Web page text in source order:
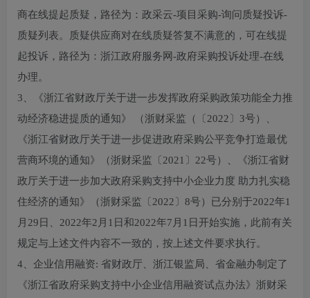
商在线提起质疑，路径为：政采云-项目采购-询问质疑投诉-
质疑列表。质疑供应商对在线质疑答复不满意的，可在线提
起投诉，路径为：浙江政府服务网-政府采购投诉处理-在线
办理。
3、《浙江省财政厅关于进一步发挥政府采购政策功能全力推
动经济稳进提质的通知》 （浙财采监（〔2022〕3号）、
《浙江省财政厅关于进一步促进政府采购公平竞争打造最优
营商环境的通知》（浙财采监〔2021〕22号）、《浙江省财
政厅关于进一步加大政府采购支持中小企业力度 助力扎实稳
住经济的通知》（浙财采监〔2022〕8号）已分别于2022年1
月29日、2022年2月1日和2022年7月1日开始实施，此前有关
规定与上述文件内容不一致的，按上述文件要求执行。
4、企业信用融资: 省财政厅、浙江银监局、省金融办制定了
《浙江省政府采购支持中小企业信用融资试点办法》浙财采